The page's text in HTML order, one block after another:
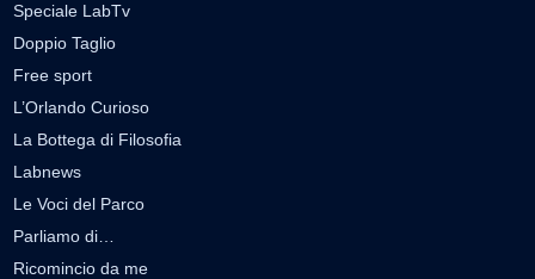
Speciale LabTv
Doppio Taglio
Free sport
L’Orlando Curioso
La Bottega di Filosofia
Labnews
Le Voci del Parco
Parliamo di…
Ricomincio da me